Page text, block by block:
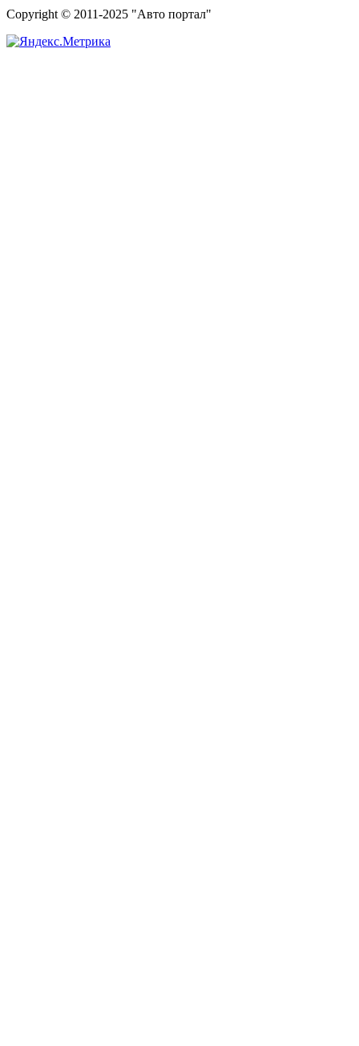
Copyright © 2011-2025 "Авто портал"